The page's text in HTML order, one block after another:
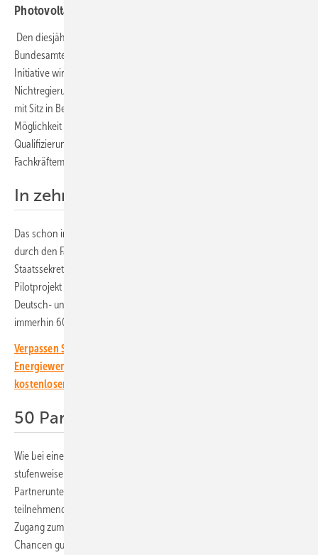
Photovoltaikmontage fit zu machen.
Den diesjährigen Jurysonderpreis des Watt D‘Or des Schweizer
Bundesamtes für Energie hat Refugee Go Solar+ gewonnen. Die
Initiative wird getragen von den Schweizerischen
Nichtregierungsorganisationen Solarafrica und Root & Branch, beide
mit Sitz in Bern. Ziel der Initiative ist es, einerseits Flüchtlingen die
Möglichkeit zu geben, einen anerkannten beruflichen
Qualifizierungsabschluss zu bekommen und andererseits auf den
Fachkräftemangel in der Schweizer Solarbranche zu reagieren.
In zehn Kantonen etabliert
Das schon im Jahr 2019 gestartete Programm wird unter anderen
durch den Fachverband Swissolar, Energieschweiz und das
Staatssekretariat für Migration unterstützt. Was vor drei Jahren als
Pilotprojekt gestartet ist, hat sich inzwischen in zehn Kantonen in der
Deutsch- und in der Westschweiz etabliert. Seit dem Start wurden
immerhin 60 Flüchtlinge als Solarinstallateure ausgebildet.
Verpassen Sie keine wichtige Information rund um die solare
Energiewende! Abonnieren Sie dazu einfach unseren
kostenlosen Newsletter.
50 Partnerunternehmen bilden aus
Wie bei einer normalen Berufslehre erfolgt die Branchenqualifizierung
stufenweise im Rahmen einer praktischen Ausbildung bei rund 50
Partnerunternehmen aus der Solarbranche. Ziel ist, die
teilnehmenden Geflüchteten so gut auszubilden, dass ihnen der
Zugang zum ersten Arbeitsmarkt gelingen kann. Dass hier die
Chancen gut stehen, zeigt die Tatsache, dass allein im vierten Quartal